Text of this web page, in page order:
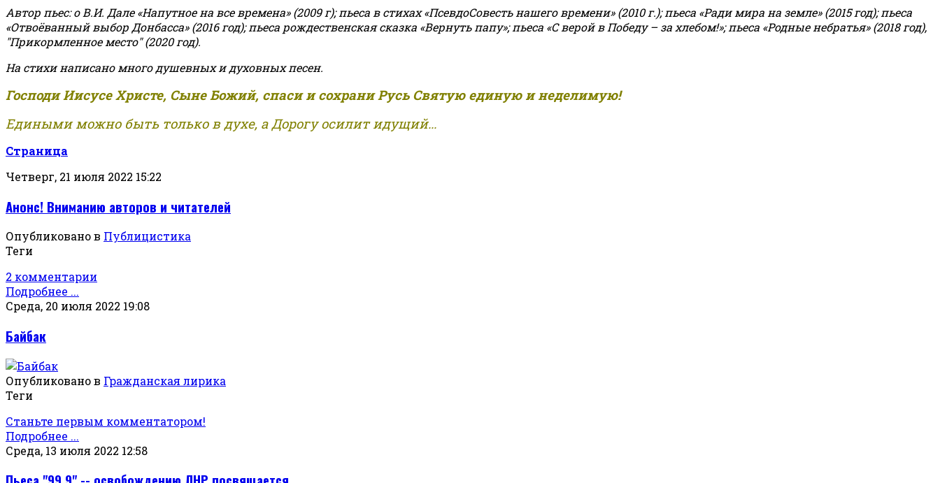
Автор пьес: о В.И. Дале «Напутное на все времена» (2009 г); пьеса в стихах «ПсевдоСовесть нашего времени» (2010 г.); пьеса «Ради мира на земле» (2015 год); пьеса
«Отвоёванный выбор Донбасса» (2016 год); пьеса рождественская сказка «Вернуть папу»; пьеса «С верой в Победу – за хлебом!»;пьеса «Родные небратья» (2018 год),
"Прикормленное место" (2020 год).
На стихи написано много душевных и духовных песен.
Господи Иисусе Христе, Сыне Божий, спаси и сохрани Русь Святую единую и неделимую!
Едиными можно быть только в духе, а Дорогу осилит идущий...
Страница
Четверг, 21 июля 2022 15:22
Анонс! Вниманию авторов и читателей
Опубликовано в Публицистика
Теги
2 комментарии
Подробнее ...
Среда, 20 июля 2022 19:08
Байбак
Опубликовано в Гражданская лирика
Теги
Станьте первым комментатором!
Подробнее ...
Среда, 13 июля 2022 12:58